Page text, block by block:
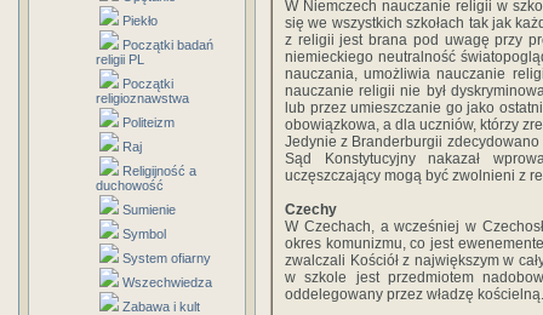
Piekło
Początki badań
religii PL
Początki
religioznawstwa
Politeizm
Raj
Religijność a
duchowość
Sumienie
Symbol
System ofiarny
Wszechwiedza
Zabawa i kult
W Niemczech nauczanie religii w
się we wszystkich szkołach tak jak
z religii jest brana pod uwagę przy
niemieckiego neutralność
nauczania, umożliwia nauczanie
nauczanie religii nie był
lub przez umieszczanie go jako
obowiązkowa, a dla uczniów, którzy
Jedynie z Branderburgii
Sąd Konstytucyjny nakazał
uczęszczający mogą być zwolnieni z
Czechy
W Czechach, a wcześniej w
okres komunizmu, co jest
zwalczali Kościół z największym w
w szkole jest przedmiotem
oddelegowany przez władzę kościelną.